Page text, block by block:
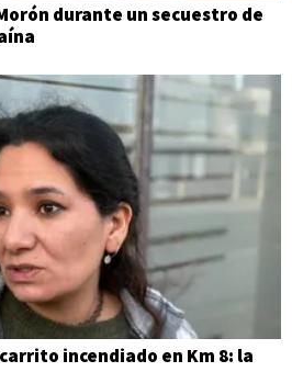
durante un secuestro de
incendiado en Km 8: la